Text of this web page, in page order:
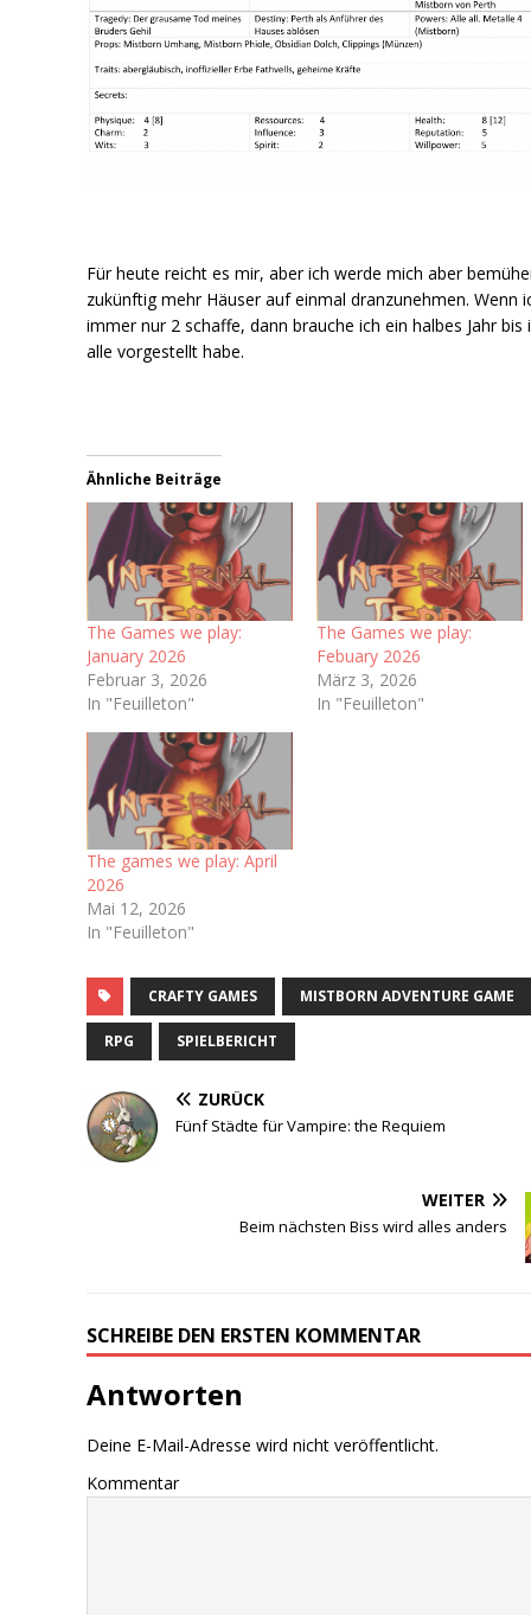
Für heute reicht es mir, aber ich werde mich aber
zukünftig mehr Häuser auf einmal dranzunehmen. Wenn
immer nur 2 schaffe, dann brauche ich ein halbes Jahr bis
alle vorgestellt habe.
Ähnliche Beiträge
The Games we play:
January 2026
Februar 3, 2026
In "Feuilleton"
The Games we play:
Febuary 2026
März 3, 2026
In "Feuilleton"
The games we play: April
2026
Mai 12, 2026
In "Feuilleton"
CRAFTY GAMES MISTBORN ADVENTURE GAME
RPG SPIELBERICHT
ZURÜCK
Fünf Städte für Vampire: the Requiem
WEITER
Beim nächsten Biss wird alles anders
SCHREIBE DEN ERSTEN KOMMENTAR
Antworten
Deine E-Mail-Adresse wird nicht veröffentlicht.
Kommentar